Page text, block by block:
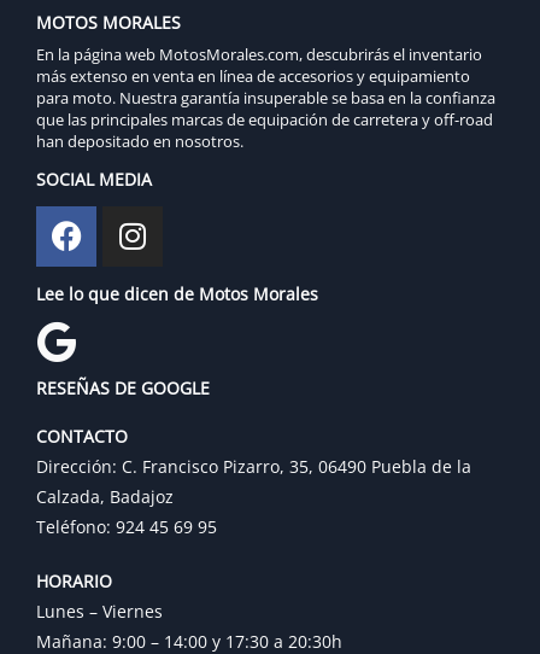
MOTOS MORALES
En la página web MotosMorales.com, descubrirás el inventario
más extenso en venta en línea de accesorios y equipamiento
para moto. Nuestra garantía insuperable se basa en la confianza
que las principales marcas de equipación de carretera y off-road
han depositado en nosotros.
SOCIAL MEDIA
Lee lo que dicen de Motos Morales
RESEÑAS DE GOOGLE
CONTACTO
Dirección: C. Francisco Pizarro, 35, 06490 Puebla de la
Calzada, Badajoz
Teléfono: 924 45 69 95
HORARIO
Lunes – Viernes
Mañana: 9:00 – 14:00 y 17:30 a 20:30h